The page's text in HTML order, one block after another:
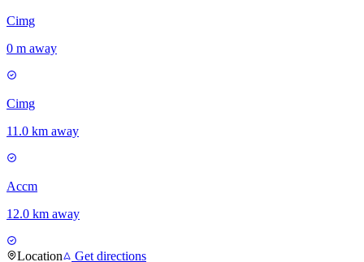
Cimg
0 m away
Cimg
11.0 km away
Accm
12.0 km away
Location Get directions